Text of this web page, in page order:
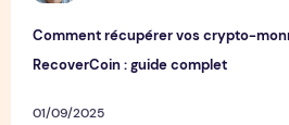
Comment récupérer vos crypto-
RecoverCoin : guide complet
01/09/2025